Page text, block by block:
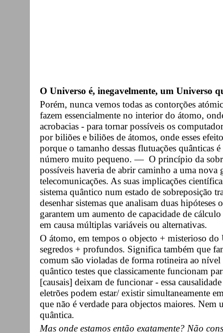
O Universo é, inegavelmente, um Universo
Porém, nunca vemos todas as contorções
fazem essencialmente no interior do átomo,
acrobacias - para tornar possíveis os
por biliões e biliões de átomos, onde esses
porque o tamanho dessas flutuações quânticas
número muito pequeno. — O princípio da
possíveis haveria de abrir caminho a uma nova
telecomunicações. As suas implicações
sistema quântico num estado de sobreposição
desenhar sistemas que analisam duas
garantem um aumento de capacidade de
em causa múltiplas variáveis ou alternativas.
O átomo, em tempos o objecto + misterioso do
segredos + profundos. Significa também que
comum são violadas de forma rotineira ao
quântico testes que classicamente funcionam
[causais] deixam de funcionar - essa
eletrões podem estar/ existir simultaneamente
que não é verdade para objectos maiores.
quântica.
Mas onde estamos então exatamente? Não